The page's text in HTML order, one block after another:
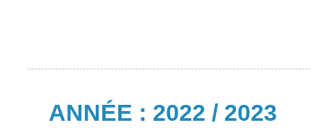
ANNÉE : 2022 / 2023